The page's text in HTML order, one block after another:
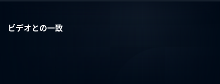
ビデオとの一致